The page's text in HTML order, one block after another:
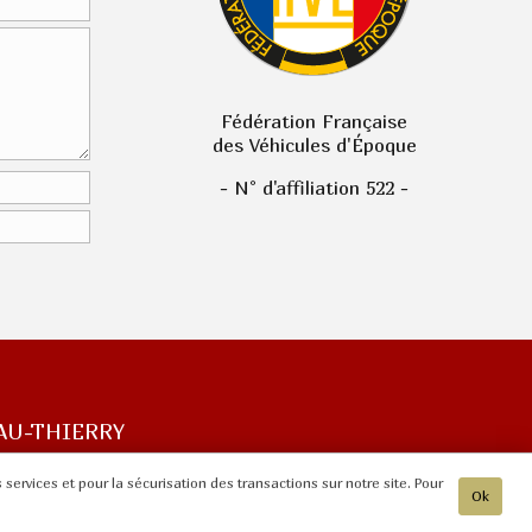
Fédération Française
des Véhicules d'Époque
- N° d'affiliation 522 -
THIERRY
Ok
et pour la sécurisation des transactions sur notre site. Pour